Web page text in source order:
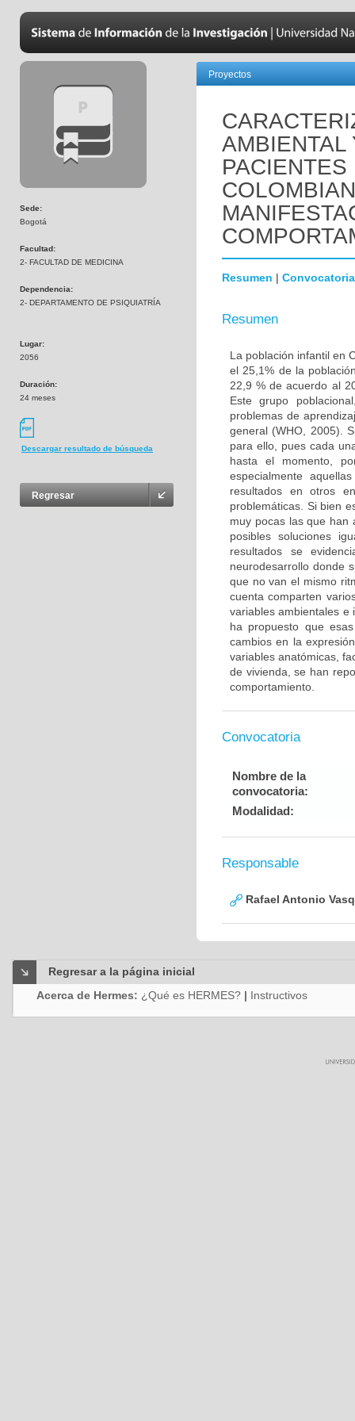
Sede:
Bogotá
Facultad:
2- FACULTAD DE MEDICINA
Dependencia:
2- DEPARTAMENTO DE PSIQUIATRÍA
Lugar:
2056
Duración:
24 meses
Descargar resultado de búsqueda
Regresar
Proyectos
AMBIENTAL
Resumen | Convocatoria
Resumen
La población infantil en
el 25,1% de la
22,9 % de acuerdo al
Este grupo
problemas de
general (WHO, 2005).
para ello, pues cada
hasta el momento,
especialmente
resultados en otros
problemáticas. Si bien
muy pocas las que han
posibles soluciones
resultados se
neurodesarrollo donde
que no van el mismo
cuenta comparten
variables ambientales e
ha propuesto que
cambios en la
variables anatómicas,
de vivienda, se han
comportamiento.
Convocatoria
Nombre de la
convocatoria:
Modalidad:
Responsable
Rafael Antonio
Regresar a la página inicial
Acerca de Hermes: ¿Qué es HERMES? | Instructivos